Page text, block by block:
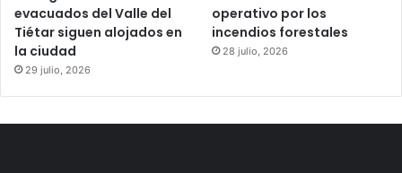
evacuados del Valle del
Tiétar siguen alojados en
la ciudad
29 julio, 2026
operativo por los
incendios forestales
28 julio, 2026